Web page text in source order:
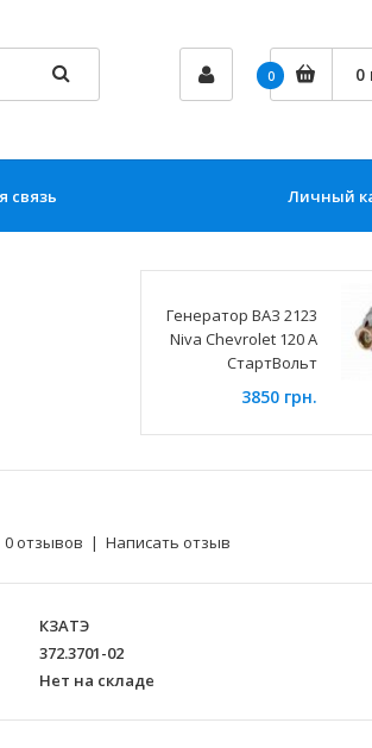
0 0
связь Личный
Генератор ВАЗ 2123
Niva Chevrolet 120 А
СтартВольт
3850 грн.
0 отзывов | Написать отзыв
КЗАТЭ
372.3701-02
Нет на складе